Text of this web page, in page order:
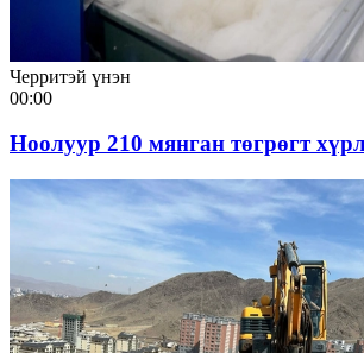
Черритэй үнэн
00:00
Ноолуур 210 мянган төгрөгт